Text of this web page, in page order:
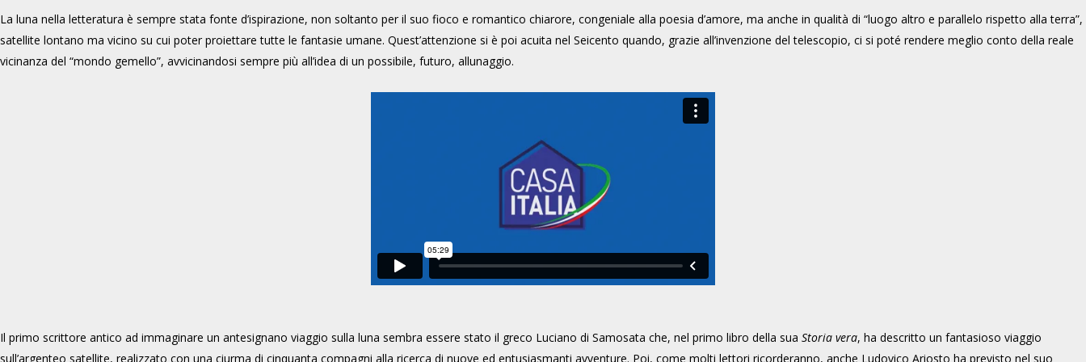
La luna nella letteratura è sempre stata fonte d’ispirazione, non soltanto per il suo fioco e romantico chiarore, congeniale alla poesia d’amore, ma anche in qualità di “luogo altro e parallelo rispetto alla terra”,
satellite lontano ma vicino su cui poter proiettare tutte le fantasie umane. Quest’attenzione si è poi acuita nel Seicento quando, grazie all’invenzione del telescopio, ci si poté rendere meglio conto della reale
vicinanza del “mondo gemello”, avvicinandosi sempre più all’idea di un possibile, futuro, allunaggio.
Il primo scrittore antico ad immaginare un antesignano viaggio sulla luna sembra essere stato il greco Luciano di Samosata che, nel primo libro della sua Storia vera, ha descritto un fantasioso viaggio
sull’argenteo satellite, realizzato con una ciurma di cinquanta compagni alla ricerca di nuove ed entusiasmanti avventure. Poi, come molti lettori ricorderanno, anche Ludovico Ariosto ha previsto nel suo